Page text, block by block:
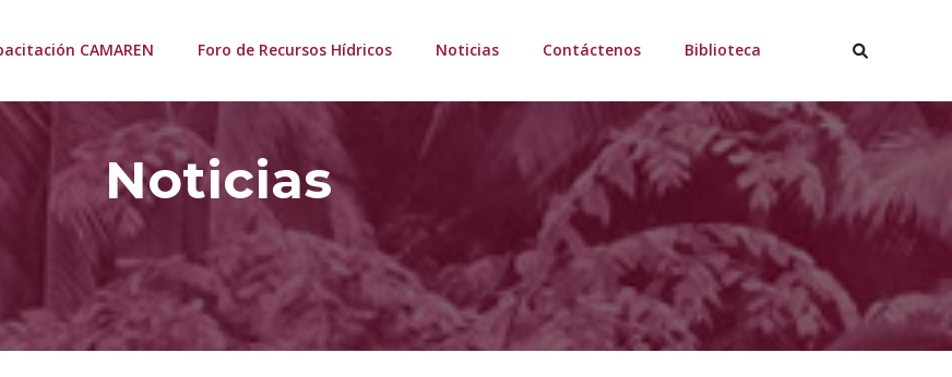
CAMAREN Foro de Recursos Hídricos Noticias Contáctenos Biblioteca
Noticias